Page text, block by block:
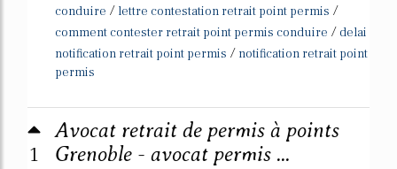
conduire / lettre contestation retrait point permis /
comment contester retrait point permis conduire / delai
notification retrait point permis / notification retrait point
permis
1
Avocat retrait de permis à points
Grenoble - avocat permis ...